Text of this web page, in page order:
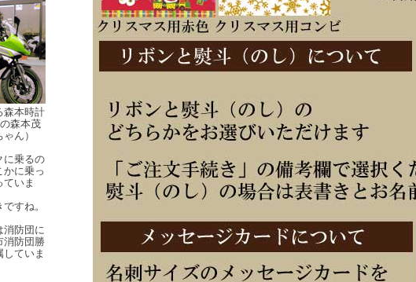
森本時計
森本茂
ん）
に乗るの
かに乗っ
いま
すね。
消防団に
消防団勝
ていま